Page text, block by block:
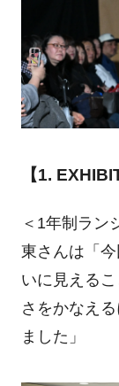
【1.
＜1年制ラン
東さんは「
いに見える
さをかなえ
ました」